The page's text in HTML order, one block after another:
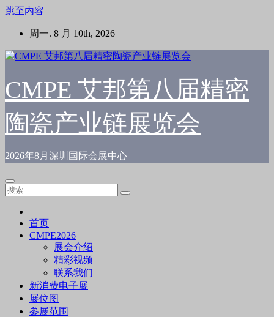
跳至内容
周一. 8 月 10th, 2026
CMPE 艾邦第八届精密
陶瓷产业链展览会
2026年8月深圳国际会展中心
首页
CMPE2026
展会介绍
精彩视频
联系我们
新消费电子展
展位图
参展范围